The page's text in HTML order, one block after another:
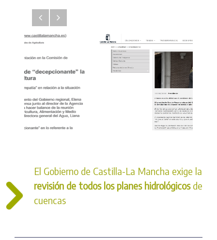
AnteriorSiguiente
El Gobierno de Castilla-La Mancha exige la
revisión de todos los planes hidrológicosde
cuencas